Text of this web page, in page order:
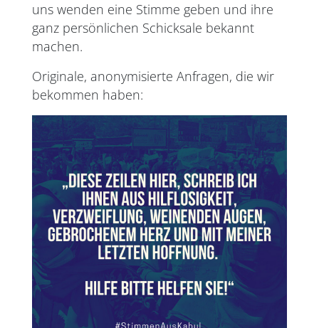
uns wenden eine Stimme geben und ihre
ganz persönlichen Schicksale bekannt
machen.
Originale, anonymisierte Anfragen, die wir
bekommen haben: